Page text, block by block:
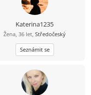
Katerina1235
Žena, 36 let, Středočeský
Seznámit se